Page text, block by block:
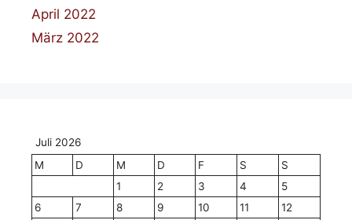
April 2022
März 2022
Juli 2026
M
D M D F S
S
1
2 3 4
5
6
7 8 9 10 11 12